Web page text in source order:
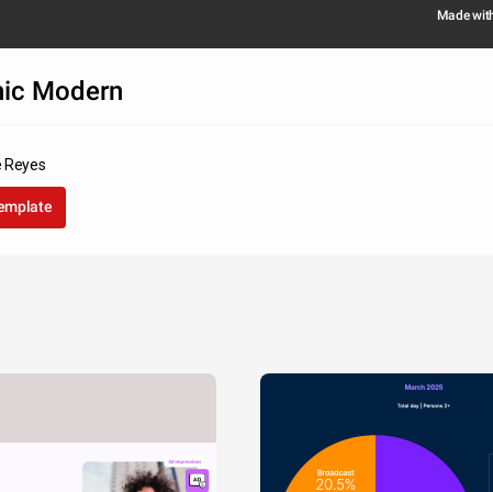
suele servir tamales junto con docenas de otros platos
Made
Modern